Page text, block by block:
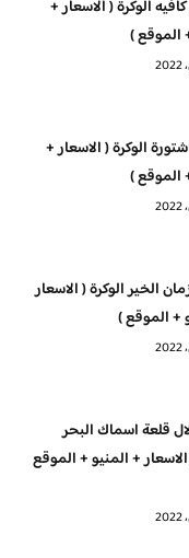
الوكرة ( الاسعار +
الموقع )
الوكرة ( الاسعار +
الموقع )
الخير الوكرة ( الاسعار
+ الموقع )
قلعة اسماك البحر
الاسعار + المنيو + الموقع